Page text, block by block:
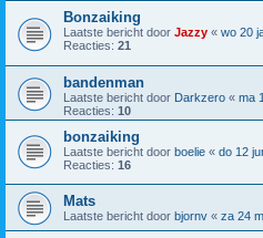
Bonzaiking
Laatste bericht door Jazzy « wo 20
Reacties: 21
bandenman
Laatste bericht door Darkzero « ma
Reacties: 10
bonzaiking
Laatste bericht door boelie « do 12
Reacties: 16
Mats
Laatste bericht door bjornv « za 24